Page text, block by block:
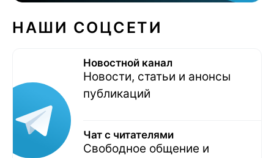
НАШИ СОЦСЕТИ
Новостной канал
Новости, статьи и анонсы
публикаций
Чат с читателями
Свободное общение и